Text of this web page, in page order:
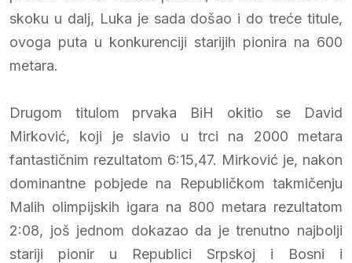
skoku u dalj, Luka je sada došao i do treće titule,
ovoga puta u konkurenciji starijih pionira na 600
metara.
Drugom titulom prvaka BiH okitio se David
Mirković, koji je slavio u trci na 2000 metara
fantastičnim rezultatom 6:15,47. Mirković je, nakon
dominantne pobjede na Republičkom takmičenju
Malih olimpijskih igara na 800 metara rezultatom
2:08, još jednom dokazao da je trenutno najbolji
stariji pionir u Republici Srpskoj i Bosni i